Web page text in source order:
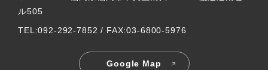
ル505
TEL:092-292-7852 / FAX:03-6800-5976
Google Map